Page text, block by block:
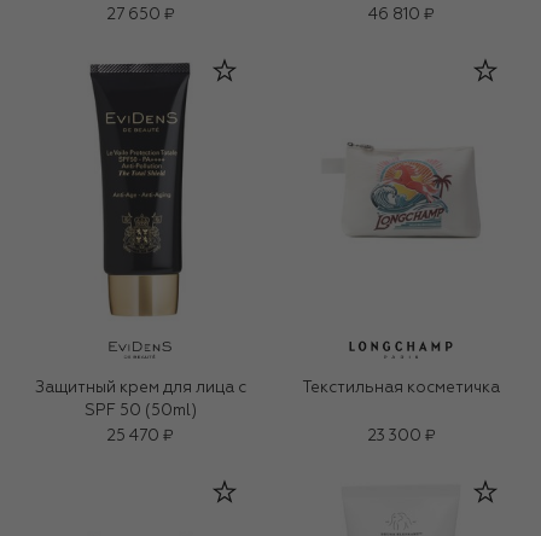
27 650 ₽
46 810 ₽
Защитный крем для лица с
SPF 50 (50ml)
25 470 ₽
Текстильная косметичка
23 300 ₽